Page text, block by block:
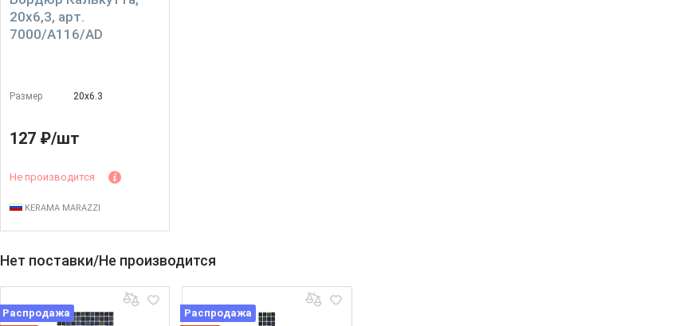
20x6,3, арт.
7000/A116/AD
Размер 20х6.3
127 ₽/шт
Не производится
KERAMA MARAZZI
Нет поставки/Не производится
Распродажа
Распродажа